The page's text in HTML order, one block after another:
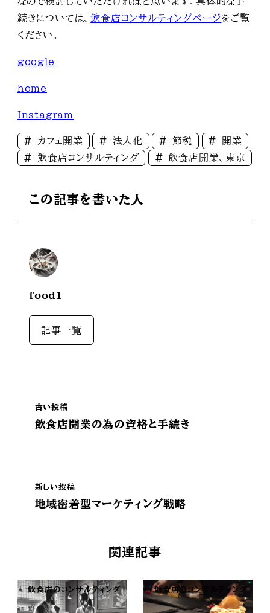
続きについては、飲食店コンサルティングページをご覧
ください。
google
home
Instagram
カフェ開業 法人化 節税
開業
飲食店コンサルティング
飲食店開業、東京
この記事を書いた人
food1
記事一覧
古い投稿
飲食店開業の為の資格と手続き
新しい投稿
地域密着型マーケティング戦略
関連記事
飲食店のコンサルティング 飲食店のコンサルティング